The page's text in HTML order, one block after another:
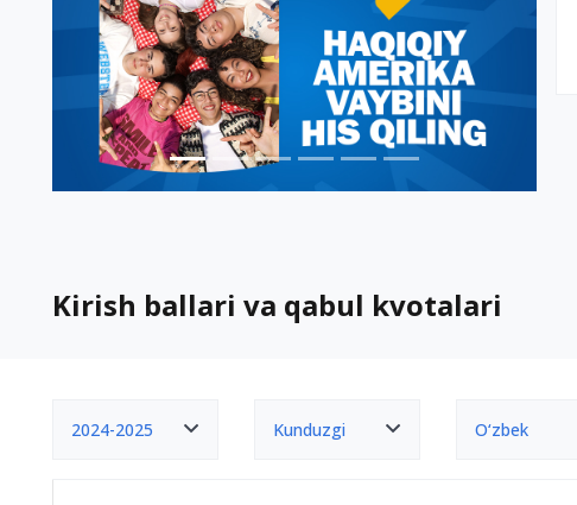
Kirish ballari va qabul kvotalari
2024-2025 Kunduzgi O‘zbek